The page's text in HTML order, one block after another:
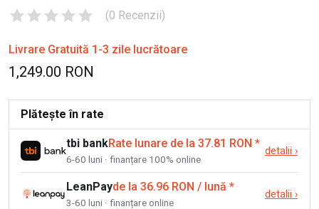
(0 Recenzii)
Livrare Gratuită 1-3 zile lucrătoare
1,249.00 RON
Plătește în rate
tbi bankRate lunare de la 37.81 RON *
6-60 luni · finanțare 100% online
detalii ›
LeanPayde la 36.96 RON / lună *
3-60 luni · finanțare online
detalii ›